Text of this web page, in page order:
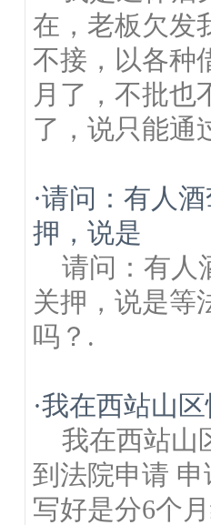
在，老板欠发
不接，以各种
月了，不批也
了，说只能通
·请问：有人
押，说是
请问：有人
关押，说是等
吗？.
·我在西站山
我在西站山
到法院申请
写好是分6个